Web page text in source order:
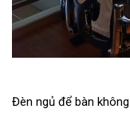
Đèn ngủ để bàn